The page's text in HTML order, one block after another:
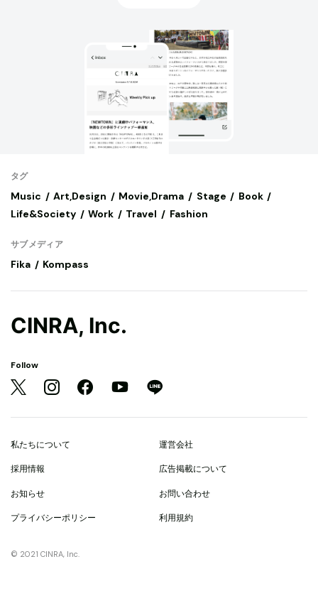
タグ
Music Art,Design Movie,Drama Stage
Book
Life&Society
Work Travel Fashion
サブメディア
Fika Kompass
CINRA, Inc.
Follow
私たちについて 運営会社
採用情報 広告掲載について
お知らせ お問い合わせ
プライバシーポリシー 利用規約
© 2021 CINRA, Inc.